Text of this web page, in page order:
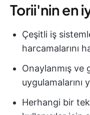
Torii'nin en
Çeşitli iş
harcamalarını
Onaylanmış ve
Herhangi bir